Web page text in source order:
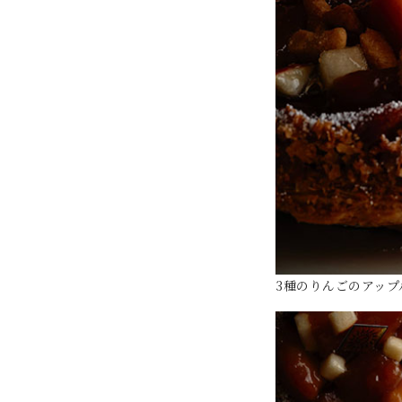
3種のりんごのアップ